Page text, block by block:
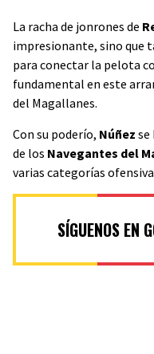
La racha de jonrones de
impresionante, sino que
para conectar la pelota
fundamental en este
del Magallanes.
Con su poderío, Núñez se
de los Navegantes del
varias categorías
SÍGUENOS EN